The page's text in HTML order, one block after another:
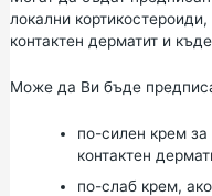
локални
контактен дерматит и
Може да Ви бъде
по-силен крем за
контактен
по-слаб крем,